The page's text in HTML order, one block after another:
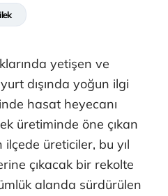
yetişen ve
dışında yoğun ilgi
hasat heyecanı
üretiminde öne çıkan
üreticiler, bu yıl
çıkacak bir rekolte
alanda sürdürülen